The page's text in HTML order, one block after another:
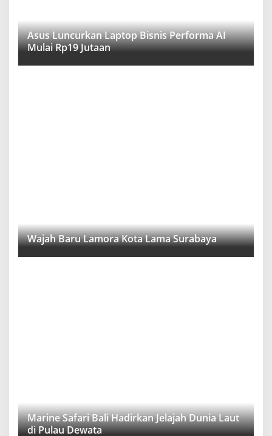
Asus Luncurkan Laptop Bisnis Performa AI
Mulai Rp19 Jutaan
Wajah Baru Lamora Kota Lama Surabaya
Marine Safari Bali Hadirkan Jelajah Dunia Laut
di Pulau Dewata